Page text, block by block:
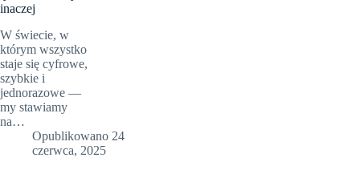
inaczej
W świecie, w
którym wszystko
staje się cyfrowe,
szybkie i
jednorazowe —
my stawiamy
na…
Opublikowano 24
czerwca, 2025